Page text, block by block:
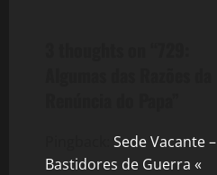
Sede Vacante –
Bastidores de Guerra «